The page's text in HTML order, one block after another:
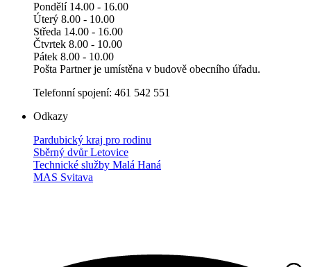
Pondělí 14.00 - 16.00
Úterý 8.00 - 10.00
Středa 14.00 - 16.00
Čtvrtek 8.00 - 10.00
Pátek 8.00 - 10.00
Pošta Partner je umístěna v budově obecního úřadu.
Telefonní spojení: 461 542 551
Odkazy
Pardubický kraj pro rodinu
Sběrný dvůr Letovice
Technické služby Malá Haná
MAS Svitava